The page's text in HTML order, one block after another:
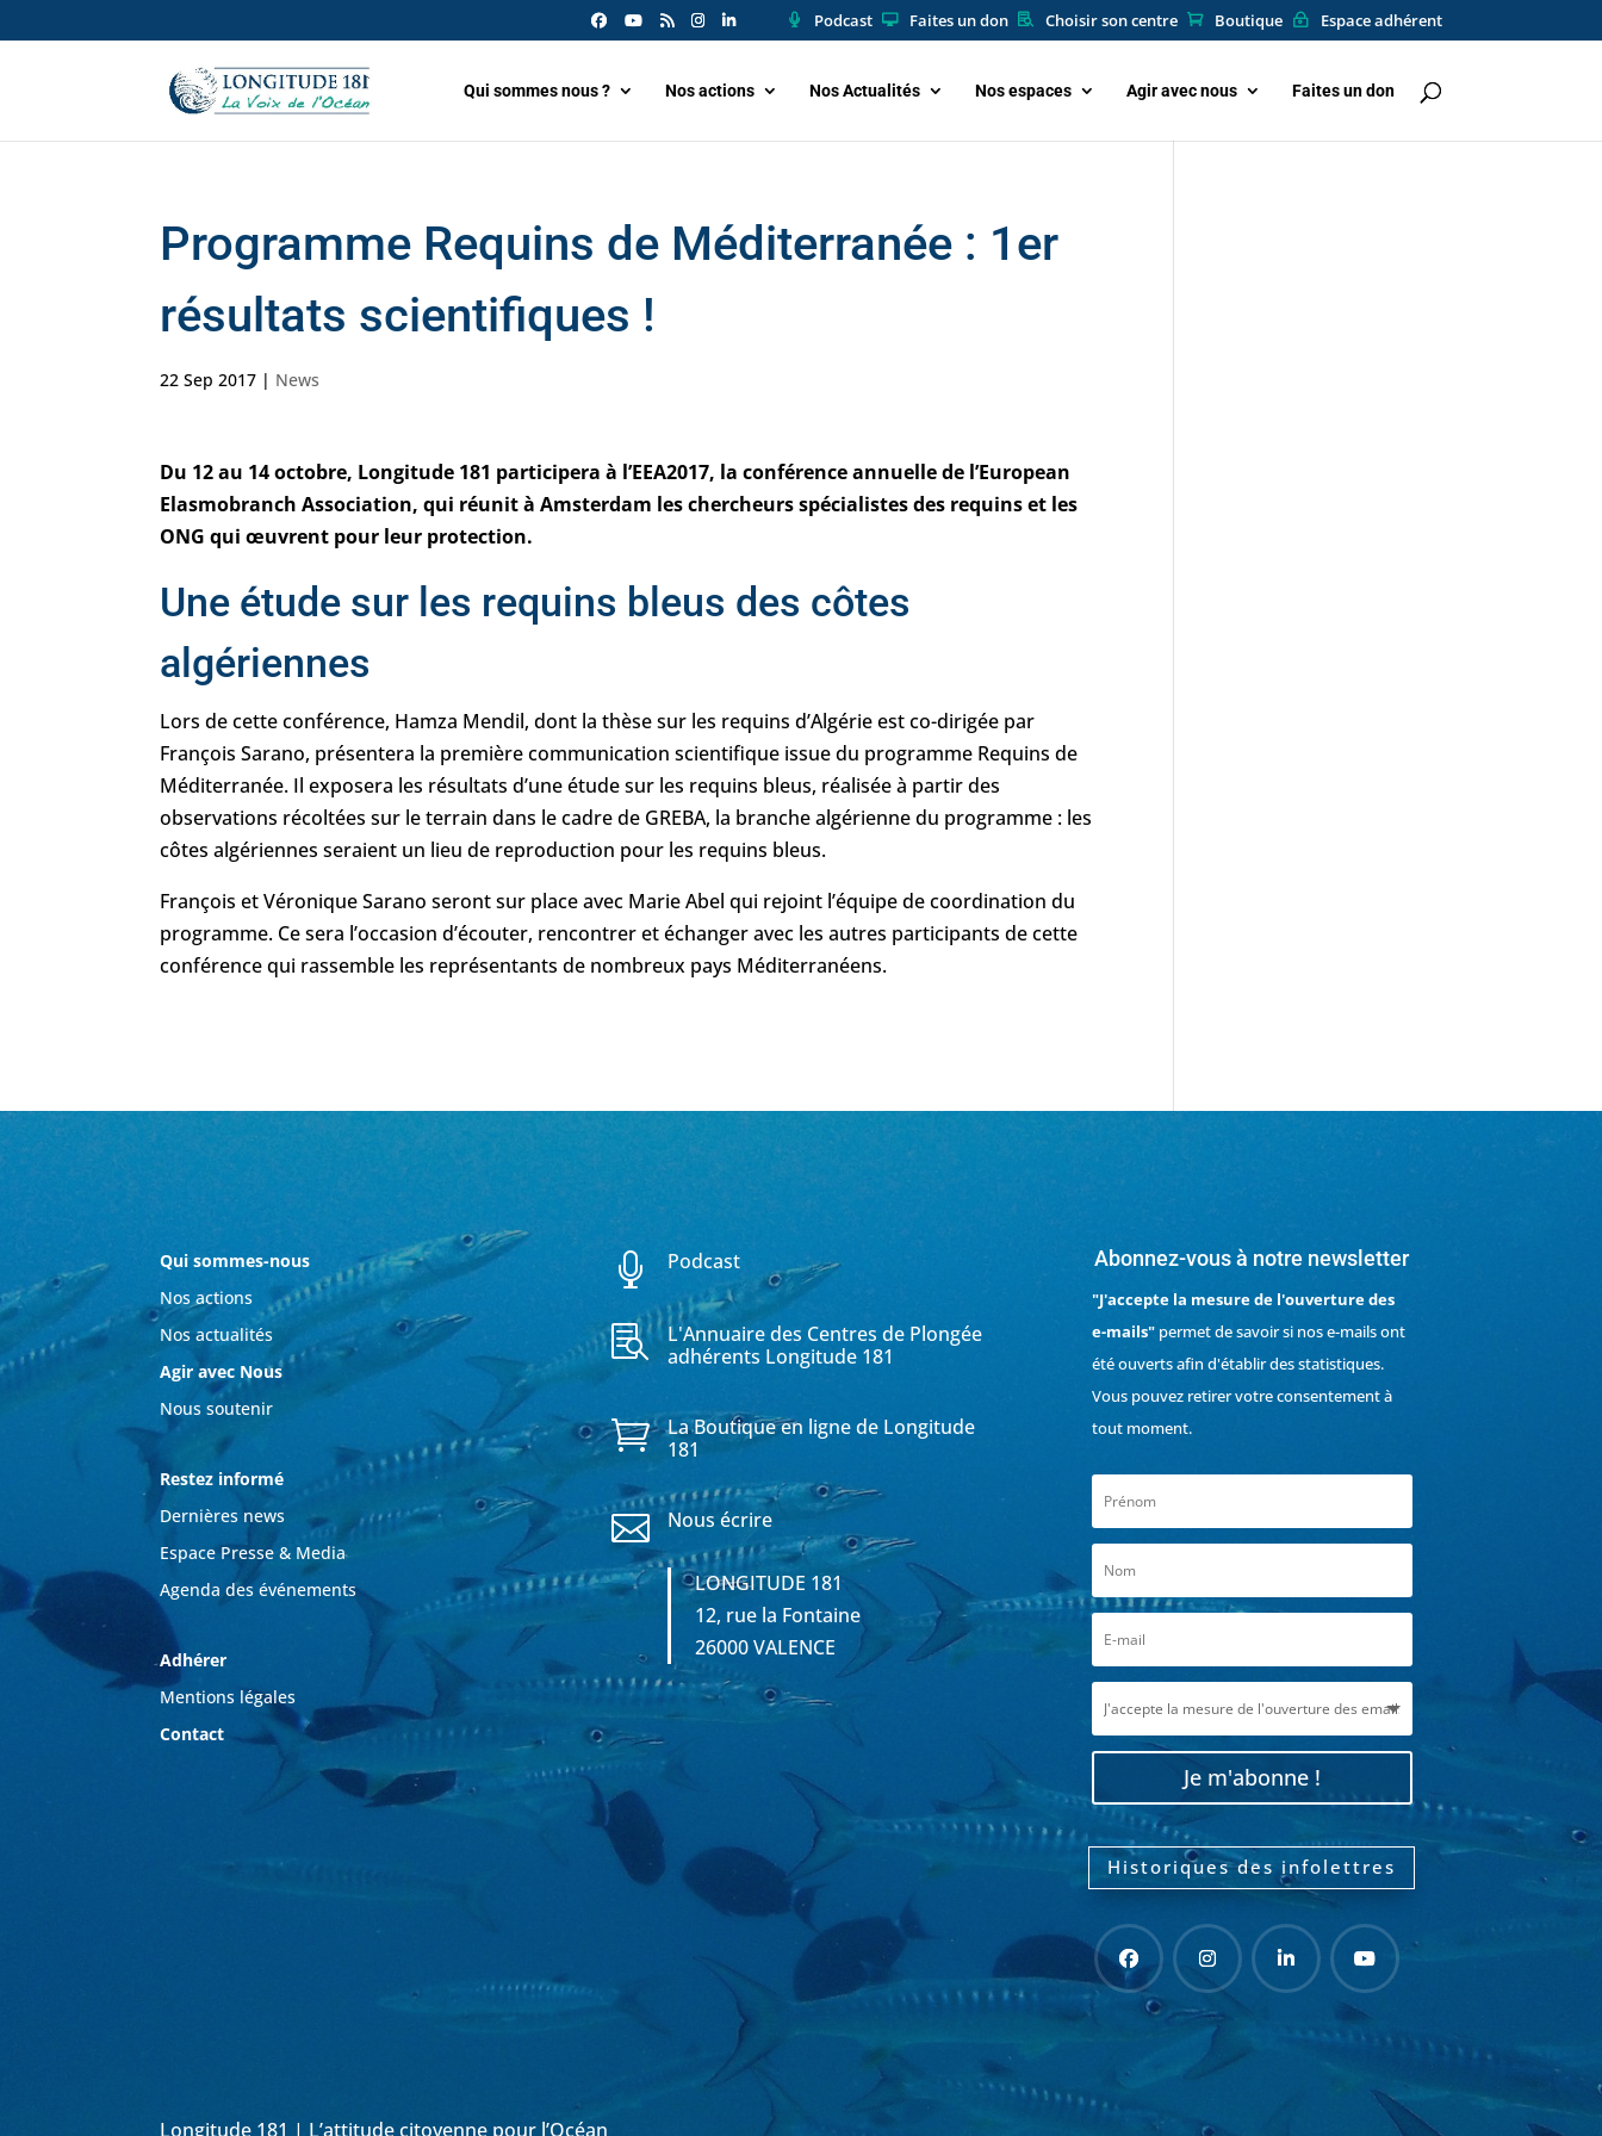
Podcast Faites un don Choisir son centre Boutique Espace adhérent
Qui sommes nous ? Nos actions Nos Actualités Nos espaces Agir avec nous Faites un don
Programme Requins de Méditerranée : 1er
résultats scientifiques !
22 Sep 2017 | News
Du 12 au 14 octobre, Longitude 181 participera à l’EEA2017, la conférence annuelle de l’European
Elasmobranch Association, qui réunit à Amsterdam les chercheurs spécialistes des requins et les
ONG qui œuvrent pour leur protection.
Une étude sur les requins bleus des côtes
algériennes
Lors de cette conférence, Hamza Mendil, dont la thèse sur les requins d’Algérie est co-dirigée par
François Sarano, présentera la première communication scientifique issue du programme Requins de
Méditerranée. Il exposera les résultats d’une étude sur les requins bleus, réalisée à partir des
observations récoltées sur le terrain dans le cadre de GREBA, la branche algérienne du programme : les
côtes algériennes seraient un lieu de reproduction pour les requins bleus.
François et Véronique Sarano seront sur place avec Marie Abel qui rejoint l’équipe de coordination du
programme. Ce sera l’occasion d’écouter, rencontrer et échanger avec les autres participants de cette
conférence qui rassemble les représentants de nombreux pays Méditerranéens.
Qui sommes-nous
Nos actions
Nos actualités
Agir avec Nous
Nous soutenir
Restez informé
Dernières news
Espace Presse & Media
Agenda des événements
Adhérer
Mentions légales
Contact
 Podcast

L'Annuaire des Centres de Plongée
adhérents Longitude 181

La Boutique en ligne de Longitude
181
 Nous écrire
LONGITUDE 181
12, rue la Fontaine
26000 VALENCE
Abonnez-vous à notre newsletter
"J'accepte la mesure de l'ouverture des
e-mails"permet de savoir si nos e-mails ont
été ouverts afin d'établir des statistiques.
Vous pouvez retirer votre consentement à
tout moment.
Je m'abonne !
Historiques des infolettres
Longitude 181 | L’attitude citoyenne pour l’Océan